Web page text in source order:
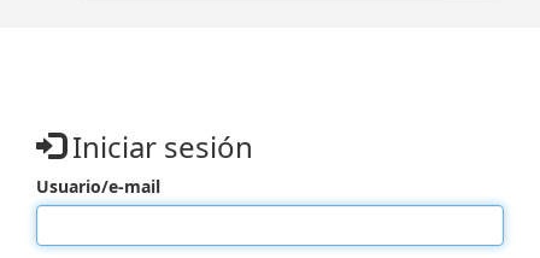
Iniciar sesión
Usuario/e-mail